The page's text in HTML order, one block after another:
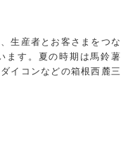
生産者とお客さまをつな
ます。夏の時期は馬鈴薯
イコンなどの箱根西麓三